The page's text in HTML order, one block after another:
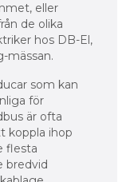
eller
de olika
hos DB-El,
mässan.
som kan
för
är ofta
koppla ihop
flesta
bredvid